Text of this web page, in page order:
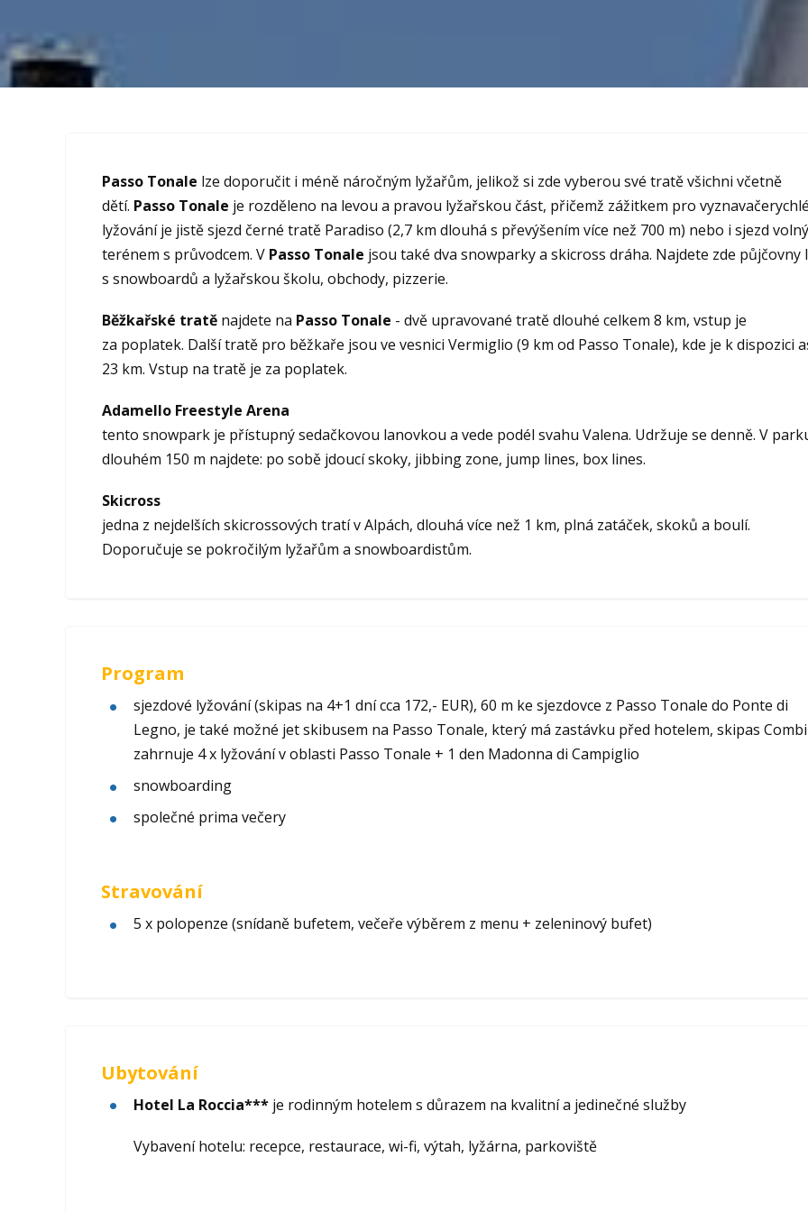
Passo Tonale lze doporučit i méně náročným lyžařům, jelikož si zde vyberou své tratě všichni včetně
dětí. Passo Tonale je rozděleno na levou a pravou lyžařskou část, přičemž zážitkem pro
lyžování je jistě sjezd černé tratě Paradiso (2,7 km dlouhá s převýšením více než 700 m) nebo i sjezd
terénem s průvodcem. V Passo Tonale jsou také dva snowparky a skicross dráha. Najdete zde půjčovny
s snowboardů a lyžařskou školu, obchody, pizzerie.
Běžkařské tratě najdete na Passo Tonale - dvě upravované tratě dlouhé celkem 8 km, vstup je
za poplatek. Další tratě pro běžkaře jsou ve vesnici Vermiglio (9 km od Passo Tonale), kde je k dispozici
23 km. Vstup na tratě je za poplatek.
Adamello Freestyle Arena
tento snowpark je přístupný sedačkovou lanovkou a vede podél svahu Valena. Udržuje se denně. V
dlouhém 150 m najdete: po sobě jdoucí skoky, jibbing zone, jump lines, box lines.
Skicross
jedna z nejdelších skicrossových tratí v Alpách, dlouhá více než 1 km, plná zatáček, skoků a boulí.
Doporučuje se pokročilým lyžařům a snowboardistům.
Program
sjezdové lyžování (skipas na 4+1 dní cca 172,- EUR), 60 m ke sjezdovce z Passo Tonale do Ponte di
Legno, je také možné jet skibusem na Passo Tonale, který má zastávku před hotelem, skipas
zahrnuje 4 x lyžování v oblasti Passo Tonale + 1 den Madonna di Campiglio
snowboarding
společné prima večery
Stravování
5 x polopenze (snídaně bufetem, večeře výběrem z menu + zeleninový bufet)
Ubytování
Hotel La Roccia*** je rodinným hotelem s důrazem na kvalitní a jedinečné služby
Vybavení hotelu: recepce, restaurace, wi-fi, výtah, lyžárna, parkoviště